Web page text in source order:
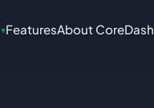
▾FeaturesAbout CoreDash